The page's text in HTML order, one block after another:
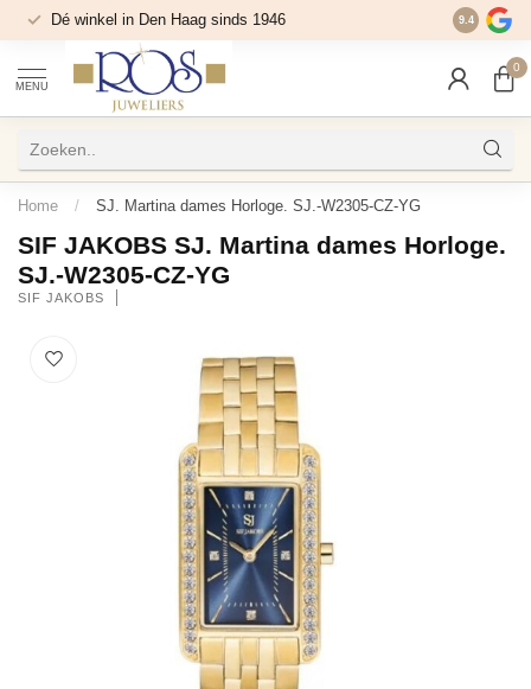
Dé winkel in Den Haag sinds 1946 9.4
MENU
0
Home / SJ. Martina dames Horloge. SJ.-W2305-CZ-YG
SIF JAKOBS SJ. Martina dames Horloge.
SJ.-W2305-CZ-YG
SIF JAKOBS